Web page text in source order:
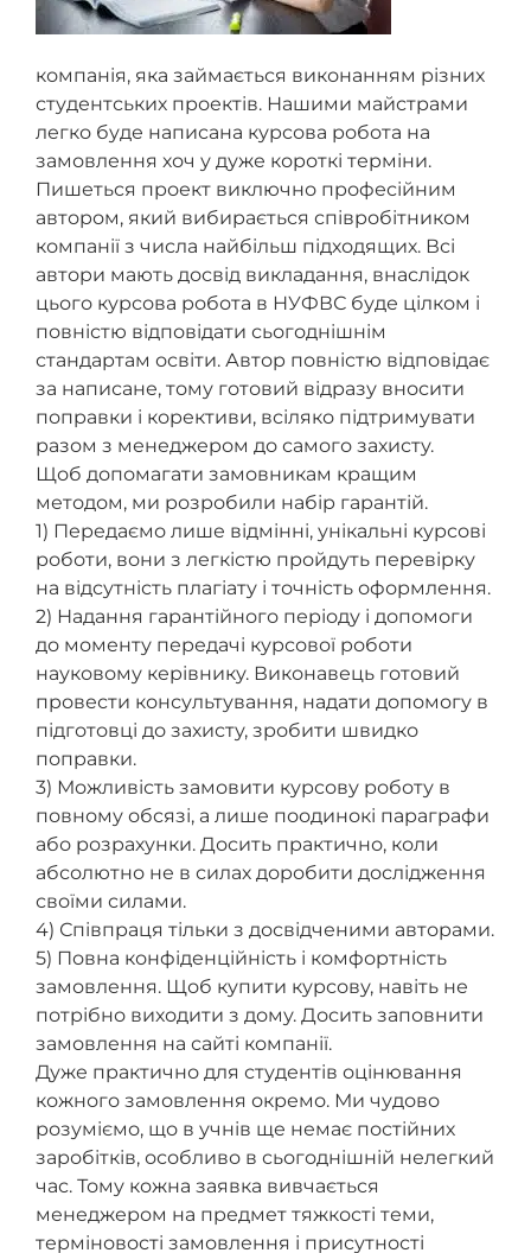
компанія, яка займається виконанням різних
студентських проектів. Нашими майстрами
легко буде написана курсова робота на
замовлення хоч у дуже короткі терміни.
Пишеться проект виключно професійним
автором, який вибирається співробітником
компанії з числа найбільш підходящих. Всі
автори мають досвід викладання, внаслідок
цього курсова робота в НУФВС буде цілком і
повністю відповідати сьогоднішнім
стандартам освіти. Автор повністю відповідає
за написане, тому готовий відразу вносити
поправки і корективи, всіляко підтримувати
разом з менеджером до самого захисту.
Щоб допомагати замовникам кращим
методом, ми розробили набір гарантій.
1) Передаємо лише відмінні, унікальні курсові
роботи, вони з легкістю пройдуть перевірку
на відсутність плагіату і точність оформлення.
2) Надання гарантійного періоду і допомоги
до моменту передачі курсової роботи
науковому керівнику. Виконавець готовий
провести консультування, надати допомогу в
підготовці до захисту, зробити швидко
поправки.
3) Можливість замовити курсову роботу в
повному обсязі, а лише поодинокі параграфи
або розрахунки. Досить практично, коли
абсолютно не в силах доробити дослідження
своїми силами.
4) Співпраця тільки з досвідченими авторами.
5) Повна конфіденційність і комфортність
замовлення. Щоб купити курсову, навіть не
потрібно виходити з дому. Досить заповнити
замовлення на сайті компанії.
Дуже практично для студентів оцінювання
кожного замовлення окремо. Ми чудово
розуміємо, що в учнів ще немає постійних
заробітків, особливо в сьогоднішній нелегкий
час. Тому кожна заявка вивчається
менеджером на предмет тяжкості теми,
терміновості замовлення і присутності